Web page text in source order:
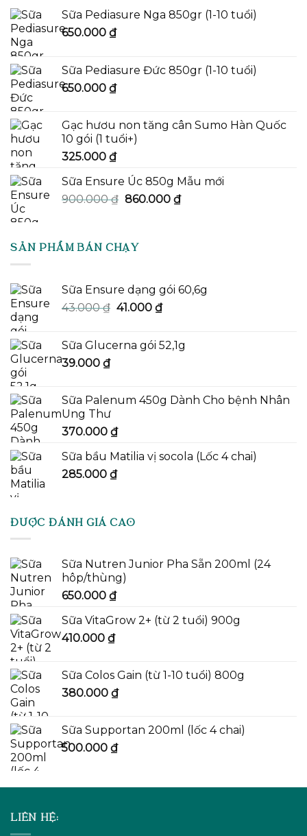
Sữa Pediasure Nga 850gr (1-10 tuổi)
650.000 ₫
Sữa Pediasure Đức 850gr (1-10 tuổi)
650.000 ₫
Gạc hươu non tăng cân Sumo Hàn Quốc
10 gói (1 tuổi+)
325.000 ₫
Sữa Ensure Úc 850g Mẫu mới
900.000₫ Giá
900.000 ₫.
860.000 ₫Giá
SẢN PHẨM BÁN CHẠY
Sữa Ensure dạng gói 60,6g
43.000₫ Giá
43.000 ₫.
41.000 ₫Giá
là:
Sữa Glucerna gói 52,1g
39.000 ₫
Sữa Palenum 450g Dành Cho bệnh Nhân
Ung Thư
370.000 ₫
Sữa bầu Matilia vị socola (Lốc 4 chai)
285.000 ₫
ĐƯỢC ĐÁNH GIÁ CAO
Sữa Nutren Junior Pha Sẵn 200ml (24
hôp/thùng)
650.000 ₫
Sữa VitaGrow 2+ (từ 2 tuổi) 900g
410.000 ₫
Sữa Colos Gain (từ 1-10 tuổi) 800g
380.000 ₫
Sữa Supportan 200ml (lốc 4 chai)
500.000 ₫
LIÊN HỆ: